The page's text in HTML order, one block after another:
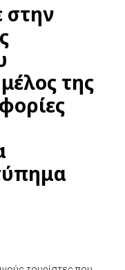
στην
της